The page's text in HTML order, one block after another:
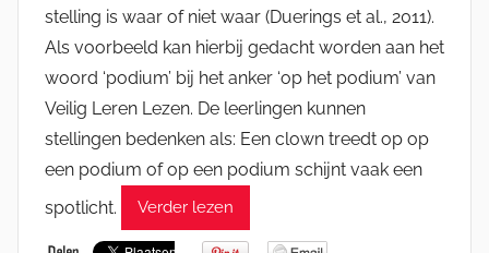
stelling is waar of niet waar (Duerings et al., 2011).
Als voorbeeld kan hierbij gedacht worden aan het
woord ‘podium’ bij het anker ‘op het podium’ van
Veilig Leren Lezen. De leerlingen kunnen
stellingen bedenken als: Een clown treedt op op
een podium of op een podium schijnt vaak een
spotlicht.
Verder lezen